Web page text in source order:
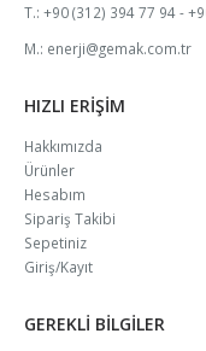
T.: +90 (312) 394 77 94 -
M.: enerji@gemak.com.tr
HIZLI ERIŞIM
Hakkımızda
Ürünler
Hesabım
Sipariş Takibi
Sepetiniz
Giriş/Kayıt
GEREKLI BILGILER